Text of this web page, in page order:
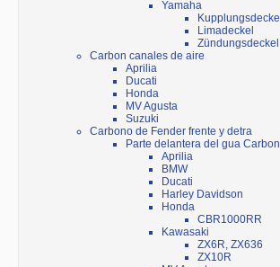
Yamaha
Kupplungsdeckel
Limadeckel
Zündungsdeckel
Carbon canales de aire
Aprilia
Ducati
Honda
MV Agusta
Suzuki
Carbono de Fender frente y detra
Parte delantera del gua Carbon
Aprilia
BMW
Ducati
Harley Davidson
Honda
CBR1000RR
Kawasaki
ZX6R, ZX636
ZX10R